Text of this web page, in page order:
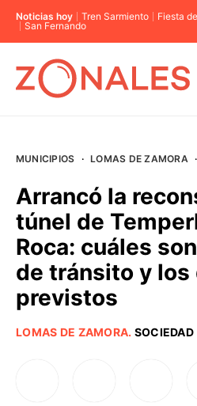
Noticias hoy Tren Sarmiento Fiesta
San Fernando
BUENOS AIRES
PROVINCIAS
MUNICIPIOS · LOMAS DE ZAMORA ·
Arrancó la
túnel de
Roca: cuáles
de tránsito y los
previstos
LOMAS DE ZAMORA. SOCIEDAD